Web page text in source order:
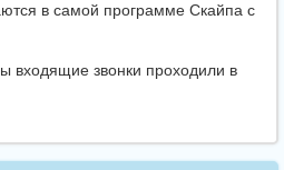
в самой программе Скайпа с
входящие звонки проходили в